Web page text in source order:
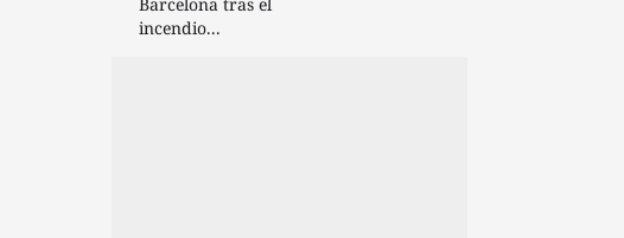
incendio...